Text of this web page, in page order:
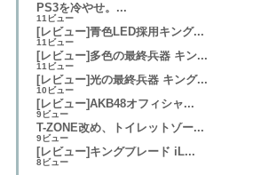
PS3を冷やせ。...
11ビュー
[レビュー]青色LED採用キング...
11ビュー
[レビュー]多色の最終兵器 キン...
11ビュー
[レビュー]光の最終兵器 キング...
10ビュー
[レビュー]AKB48オフィシャ...
9ビュー
T-ZONE改め、トイレットゾー...
9ビュー
[レビュー]キングブレード iL...
8ビュー